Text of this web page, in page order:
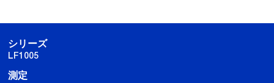
シリーズ
LF1005
測定